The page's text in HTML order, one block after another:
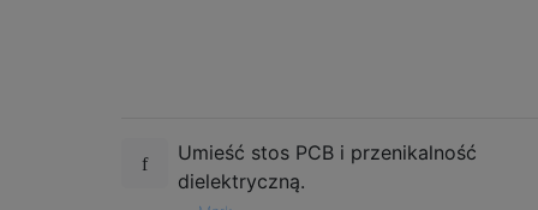
Umieść stos PCB i przenikalność
dielektryczną.